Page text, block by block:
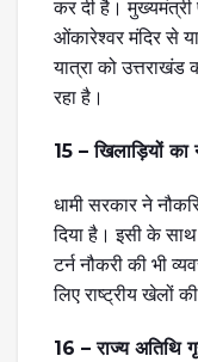
कर दी है। मुख्यमंत्री
ओंकारेश्वर मंदिर से
यात्रा को
रहा है।
15 – खिलाड़ियों का
धामी सरकार ने
दिया है। इसी के
टर्न नौकरी की भी
लिए राष्ट्रीय खेलों
16 – राज्य अतिथि